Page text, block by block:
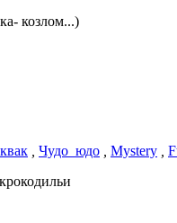
козлом...)
, Чудо_юдо , Mystery ,